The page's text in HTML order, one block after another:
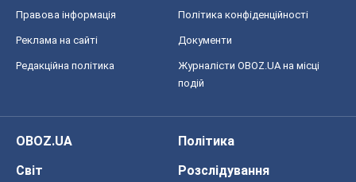
Правова інформація Політика конфіденційності
Реклама на сайті Документи
Редакційна політика
Журналісти OBOZ.UA на місці
подій
OBOZ.UA
Політика
Світ
Розслідування